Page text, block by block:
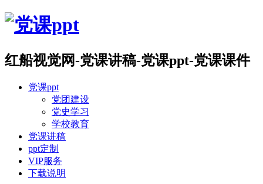
红船视觉网-党课讲稿-党课ppt-党课课件
党课ppt
党团建设
党史学习
学校教育
党课讲稿
ppt定制
VIP服务
下载说明